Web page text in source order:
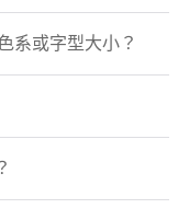
系或字型大小？